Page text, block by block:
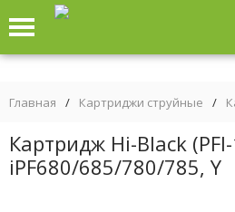
Главная / Картриджи струйные /
Картридж Hi-Black
iPF680/685/780/785, Y